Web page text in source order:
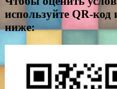
используйте QR-код
ниже: